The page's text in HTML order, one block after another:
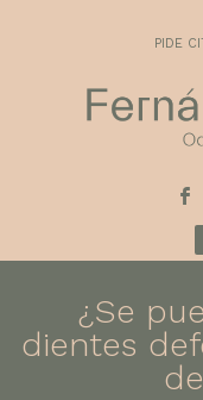
PIDE
¿Se
dientes